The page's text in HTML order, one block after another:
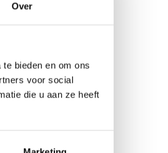
Over
bieden en om ons
voor social
die u aan ze heeft